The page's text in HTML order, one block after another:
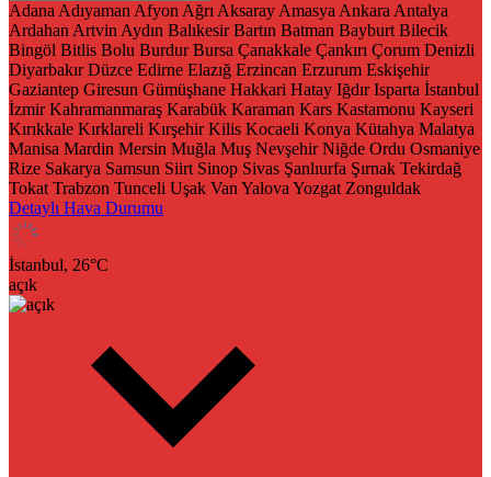
Adana Adıyaman Afyon Ağrı Aksaray Amasya Ankara Antalya
Ardahan Artvin Aydın Balıkesir Bartın Batman Bayburt Bilecik
Bingöl Bitlis Bolu Burdur Bursa Çanakkale Çankırı Çorum Denizli
Diyarbakır Düzce Edirne Elazığ Erzincan Erzurum Eskişehir
Gaziantep Giresun Gümüşhane Hakkari Hatay Iğdır Isparta İstanbul
İzmir Kahramanmaraş Karabük Karaman Kars Kastamonu Kayseri
Kırıkkale Kırklareli Kırşehir Kilis Kocaeli Konya Kütahya Malatya
Manisa Mardin Mersin Muğla Muş Nevşehir Niğde Ordu Osmaniye
Rize Sakarya Samsun Siirt Sinop Sivas Şanlıurfa Şırnak Tekirdağ
Tokat Trabzon Tunceli Uşak Van Yalova Yozgat Zonguldak
Detaylı Hava Durumu
İstanbul, 26°C
açık